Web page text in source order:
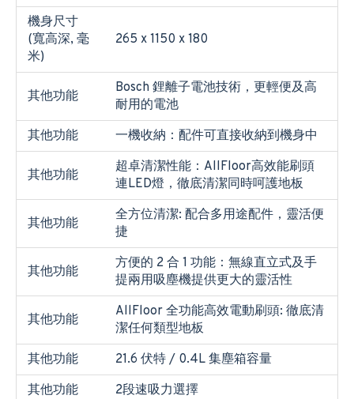
機身尺寸
(寬高深, 毫
米)
265 x 1150 x 180
其他功能
Bosch 鋰離子電池技術，更輕便及高
耐用的電池
其他功能
一機收納：配件可直接收納到機身中
其他功能
超卓清潔性能：AllFloor高效能刷頭
連LED燈，徹底清潔同時呵護地板
其他功能
全方位清潔: 配合多用途配件，靈活便
捷
其他功能
方便的 2 合 1 功能：無線直立式及手
提兩用吸塵機提供更大的靈活性
其他功能
AllFloor 全功能高效電動刷頭: 徹底清
潔任何類型地板
其他功能
21.6 伏特 / 0.4L 集塵箱容量
其他功能
2段速吸力選擇